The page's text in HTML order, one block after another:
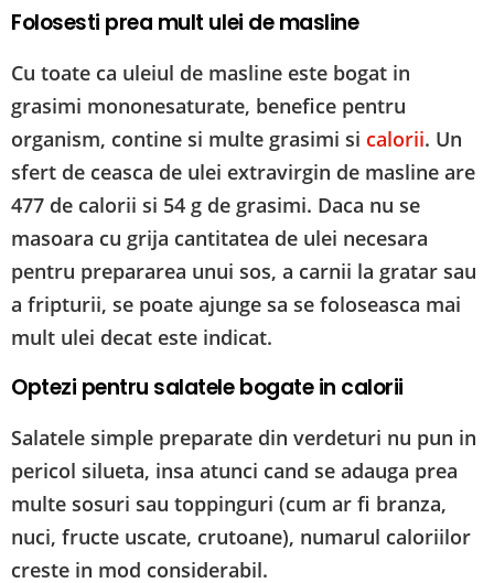
Folosesti prea mult ulei de masline
Cu toate ca uleiul de masline este bogat in
grasimi mononesaturate, benefice pentru
organism, contine si multe grasimi si calorii. Un
sfert de ceasca de ulei extravirgin de masline are
477 de calorii si 54 g de grasimi. Daca nu se
masoara cu grija cantitatea de ulei necesara
pentru prepararea unui sos, a carnii la gratar sau
a fripturii, se poate ajunge sa se foloseasca mai
mult ulei decat este indicat.
Optezi pentru salatele bogate in calorii
Salatele simple preparate din verdeturi nu pun in
pericol silueta, insa atunci cand se adauga prea
multe sosuri sau toppinguri (cum ar fi branza,
nuci, fructe uscate, crutoane), numarul caloriilor
creste in mod considerabil.